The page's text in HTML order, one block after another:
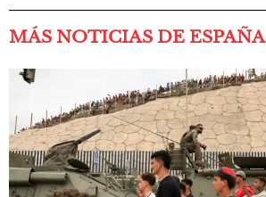
MÁS NOTICIAS DE ESPAÑA